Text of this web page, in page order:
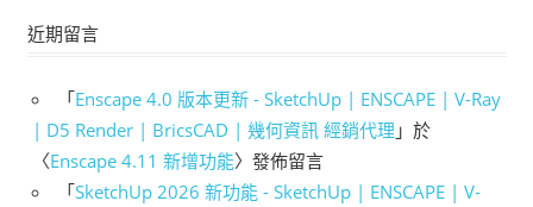
近期留言
「Enscape 4.0 版本更新 - SketchUp | ENSCAPE | V-Ray
| D5 Render | BricsCAD | 幾何資訊 經銷代理 」於
〈Enscape 4.11 新增功能〉發佈留言
「SketchUp 2026 新功能 - SketchUp | ENSCAPE | V-